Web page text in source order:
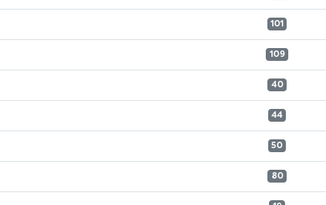
101
109
40
44
50
80